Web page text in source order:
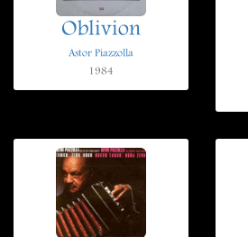
Oblivion
Astor Piazzolla
1984